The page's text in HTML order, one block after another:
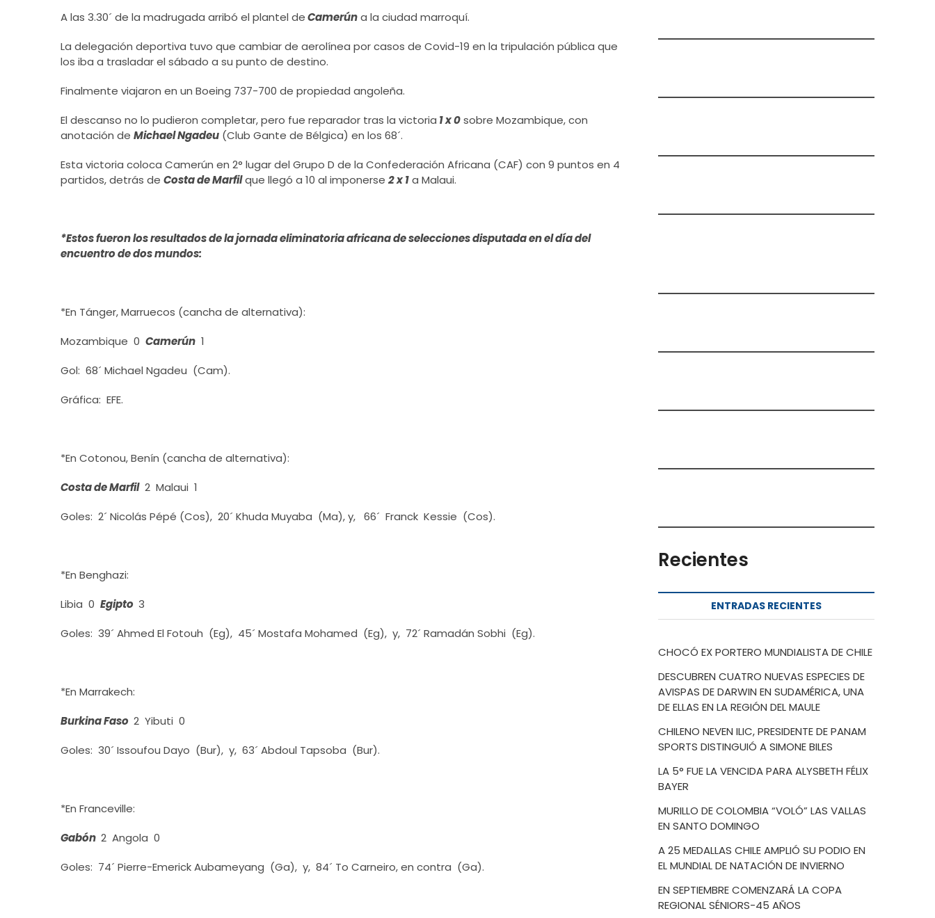
A las 3.30´ de la madrugada arribó el plantel deCamerúna la ciudad marroquí.
La delegación deportiva tuvo que cambiar de aerolínea por casos de Covid-19 en la tripulación pública que
los iba a trasladar el sábado a su punto de destino.
Finalmente viajaron en un Boeing 737-700 de propiedad angoleña.
El descanso no lo pudieron completar, pero fue reparador tras la victoria 1 x 0sobre Mozambique, con
anotación de Michael Ngadeu (Club Gante de Bélgica) en los 68´.
Esta victoria coloca Camerún en 2° lugar del Grupo D de la Confederación Africana (CAF) con 9 puntos en 4
partidos, detrás de Costa de Marfilque llegó a 10 al imponerse 2 x 1a Malaui.
*Estos fueron los resultados de la jornada eliminatoria africana de selecciones disputada en el día del
encuentro de dos mundos:
*En Tánger, Marruecos (cancha de alternativa):
Mozambique 0 Camerún 1
Gol: 68´ Michael Ngadeu (Cam).
Gráfica: EFE.
*En Cotonou, Benín (cancha de alternativa):
Costa de Marfil2 Malaui 1
Goles: 2´ Nicolás Pépé (Cos), 20´ Khuda Muyaba (Ma), y, 66´ Franck Kessie (Cos).
*En Benghazi:
Libia 0 Egipto 3
Goles: 39´ Ahmed El Fotouh (Eg), 45´ Mostafa Mohamed (Eg), y, 72´ Ramadán Sobhi (Eg).
*En Marrakech:
Burkina Faso 2 Yibuti 0
Goles: 30´ Issoufou Dayo (Bur), y, 63´ Abdoul Tapsoba (Bur).
*En Franceville:
Gabón 2 Angola 0
Goles: 74´ Pierre-Emerick Aubameyang (Ga), y, 84´ To Carneiro, en contra (Ga).
Recientes
ENTRADAS RECIENTES
CHOCÓ EX PORTERO MUNDIALISTA DE CHILE
DESCUBREN CUATRO NUEVAS ESPECIES DE
AVISPAS DE DARWIN EN SUDAMÉRICA, UNA
DE ELLAS EN LA REGIÓN DEL MAULE
CHILENO NEVEN ILIC, PRESIDENTE DE PANAM
SPORTS DISTINGUIÓ A SIMONE BILES
LA 5° FUE LA VENCIDA PARA ALYSBETH FÉLIX
BAYER
MURILLO DE COLOMBIA “VOLÓ” LAS VALLAS
EN SANTO DOMINGO
A 25 MEDALLAS CHILE AMPLIÓ SU PODIO EN
EL MUNDIAL DE NATACIÓN DE INVIERNO
EN SEPTIEMBRE COMENZARÁ LA COPA
REGIONAL SÉNIORS-45 AÑOS